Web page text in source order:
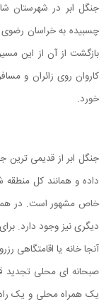
جنگل ابر در شهرستان
چسبیده به خراسان
بازگشت از آن از این
کاروان روی زائران و
خورد.
جنگل ابر از قدیمی
داده و همانند کل منطقه
خاص مشهور است. در
دیگری نیز وجود دارد.
آنجا خانه یا اقامتگاهی
صبحانه ای محلی تجدید
یک همراه محلی و یک راه